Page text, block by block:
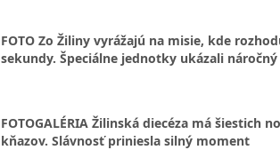
FOTO Zo Žiliny vyrážajú na misie, kde
sekundy. Špeciálne jednotky ukázali
FOTOGALÉRIA Žilinská diecéza má šiestich
kňazov. Slávnosť priniesla silný moment